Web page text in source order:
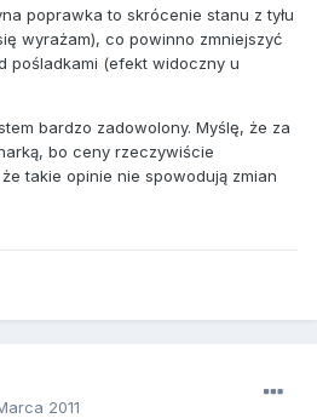
poprawka to skrócenie stanu z tyłu
wyrażam), co powinno zmniejszyć
pośladkami (efekt widoczny u
bardzo zadowolony. Myślę, że za
bo ceny rzeczywiście
takie opinie nie spowodują zmian
2011